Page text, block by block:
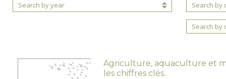
Search by year Search by
Search by
Agriculture, aquaculture et
les chiffres clés.